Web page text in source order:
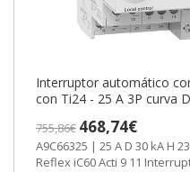
Interruptor automático
con Ti24 - 25 A 3P curva
755,86€ 468,74€
A9C66325 | 25 A D 30 kA H 230 V Corriente alterna (AC, CA)
Reflex iC60 Acti 9 11